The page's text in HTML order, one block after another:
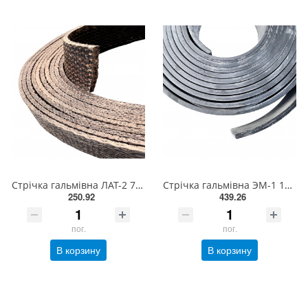
Стрічка гальмівна ЛАТ-2 70 х 5мм н/ш (нешлифов)
250.92
пог.
В корзину
Стрічка гальмівна ЭМ-1 140 х10мм
439.26
пог.
В корзину